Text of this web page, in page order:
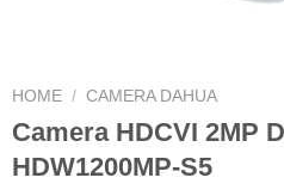
HOME / CAMERA DAHUA
Camera HDCVI 2MP
HDW1200MP-S5